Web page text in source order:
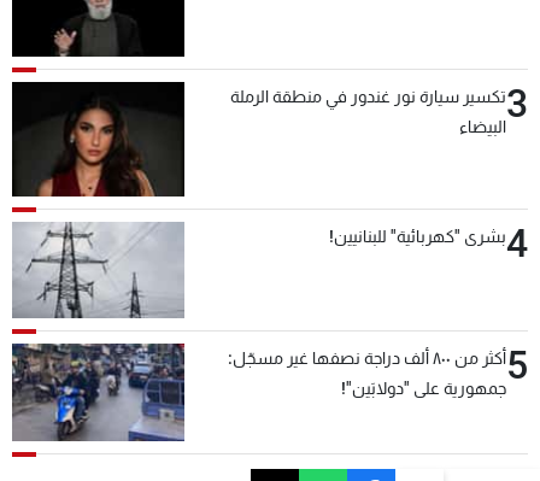
3تكسير سيارة نور غندور في منطقة الرملة
البيضاء
4بشرى "كهربائية" للبنانيين!
5
أكثر من ٨٠٠ ألف دراجة نصفها غير مسجّل:
جمهورية على "دولابَين"!